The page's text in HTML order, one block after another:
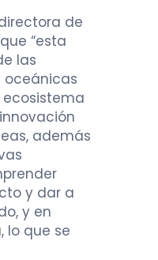
de
“esta
las
oceánicas
además
y dar a
y en
lo que se